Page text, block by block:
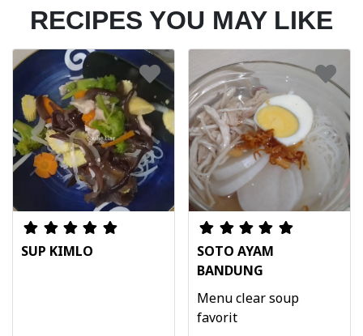
RECIPES YOU MAY LIKE
SUP KIMLO
SOTO AYAM
BANDUNG
Menu clear soup
favorit